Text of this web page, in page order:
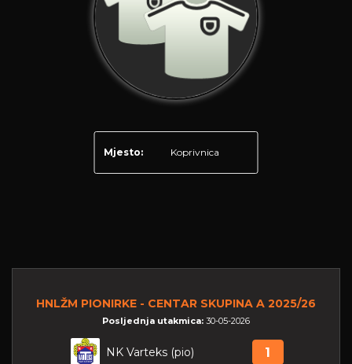
Mjesto: Koprivnica
HNLŽM PIONIRKE - CENTAR SKUPINA A 2025/26
Posljednja utakmica: 30-05-2026
NK Varteks (pio) 1